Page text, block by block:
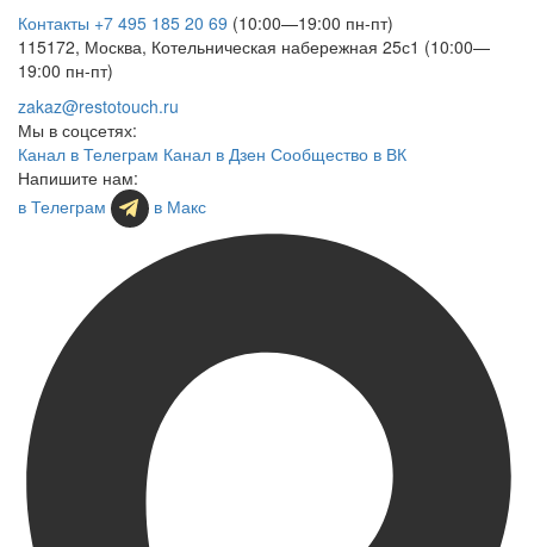
Контакты +7 495 185 20 69 (10:00—19:00 пн-пт)
115172, Москва, Котельническая набережная 25с1 (10:00—
19:00 пн-пт)
zakaz@restotouch.ru
Мы в соцсетях:
Канал в Телеграм Канал в Дзен Сообщество в ВК
Напишите нам:
в Телеграм
в Макс